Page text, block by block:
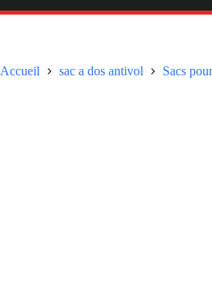
Accueil sac a dos antivol Sacs